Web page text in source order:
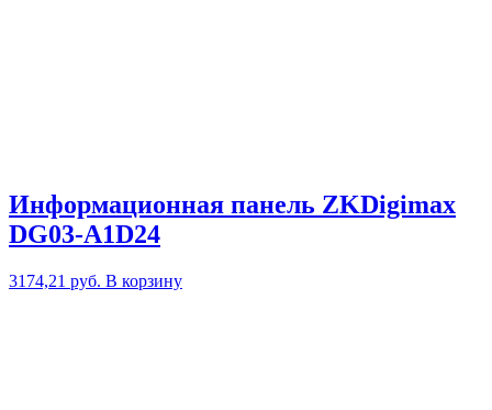
Информационная панель ZKDigimax
DG03-A1D24
3174,21 руб. В корзину